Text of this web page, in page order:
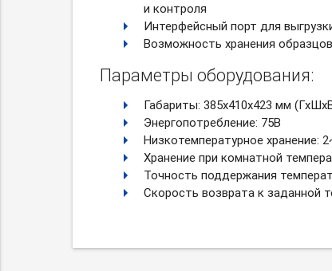
и контроля
Интерфейсный порт для
Возможность хранения
Параметры оборудования:
Габариты: 385х410х423 мм
Энергопотребление: 75В
Низкотемпературное хранение:
Хранение при комнатной
Точность поддержания
Скорость возврата к заданной